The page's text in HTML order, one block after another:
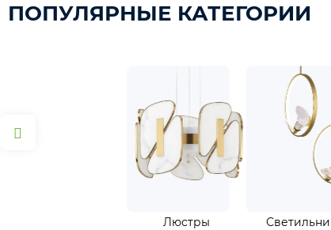
ПОПУЛЯРНЫЕ КАТЕГОРИИ
Люстры